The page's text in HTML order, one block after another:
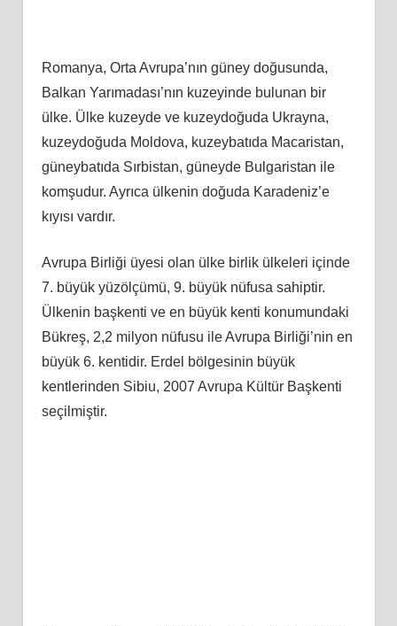
Romanya, Orta Avrupa’nın güney doğusunda,
Balkan Yarımadası’nın kuzeyinde bulunan bir
ülke. Ülke kuzeyde ve kuzeydoğuda Ukrayna,
kuzeydoğuda Moldova, kuzeybatıda Macaristan,
güneybatıda Sırbistan, güneyde Bulgaristan ile
komşudur. Ayrıca ülkenin doğuda Karadeniz’e
kıyısı vardır.
Avrupa Birliği üyesi olan ülke birlik ülkeleri içinde
7. büyük yüzölçümü, 9. büyük nüfusa sahiptir.
Ülkenin başkenti ve en büyük kenti konumundaki
Bükreş, 2,2 milyon nüfusu ile Avrupa Birliği’nin en
büyük 6. kentidir. Erdel bölgesinin büyük
kentlerinden Sibiu, 2007 Avrupa Kültür Başkenti
seçilmiştir.